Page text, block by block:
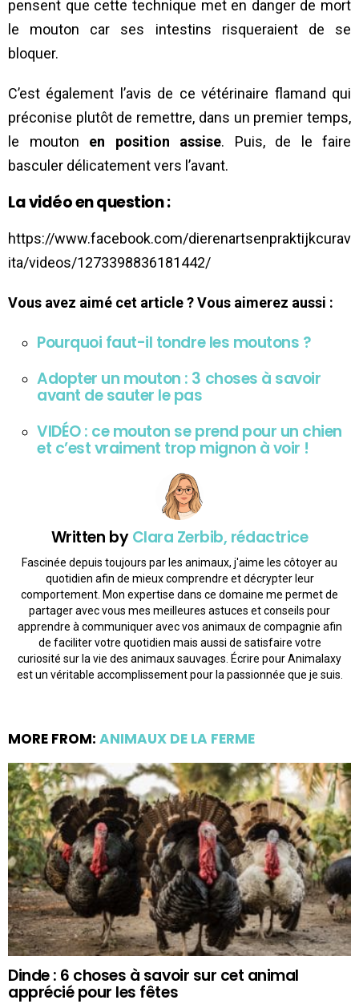
pensent que cette technique met en danger de mort
le mouton car ses intestins risqueraient de se
bloquer.
C’est également l’avis de ce vétérinaire flamand qui
préconise plutôt de remettre, dans un premier temps,
le mouton en position assise. Puis, de le faire
basculer délicatement vers l’avant.
La vidéo en question :
https://www.facebook.com/dierenartsenpraktijkcurav
ita/videos/1273398836181442/
Vous avez aimé cet article ? Vous aimerez aussi :
Pourquoi faut-il tondre les moutons ?
Adopter un mouton : 3 choses à savoir
avant de sauter le pas
VIDÉO : ce mouton se prend pour un chien
et c’est vraiment trop mignon à voir !
Written byClara Zerbib, rédactrice
Fascinée depuis toujours par les animaux, j'aime les côtoyer au
quotidien afin de mieux comprendre et décrypter leur
comportement. Mon expertise dans ce domaine me permet de
partager avec vous mes meilleures astuces et conseils pour
apprendre à communiquer avec vos animaux de compagnie afin
de faciliter votre quotidien mais aussi de satisfaire votre
curiosité sur la vie des animaux sauvages. Écrire pour Animalaxy
est un véritable accomplissement pour la passionnée que je suis.
MORE FROM: ANIMAUX DE LA FERME
Dinde : 6 choses à savoir sur cet animal
apprécié pour les fêtes